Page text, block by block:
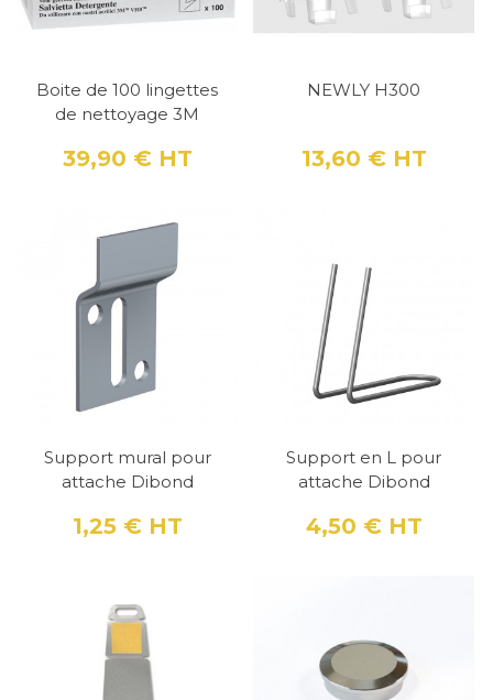
Boite de 100 lingettes
de nettoyage 3M
Prix
39,90 € HT
NEWLY H300
Prix
13,60 € HT
Support mural pour
attache Dibond
Prix
1,25 € HT
Support en L pour
attache Dibond
Prix
4,50 € HT